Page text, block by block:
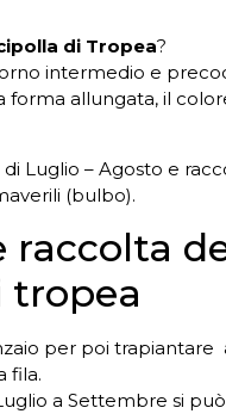
di Tropea?
intermedio e
forma allungata, il
Luglio – Agosto e
(bulbo).
raccolta
tropea
per poi trapiantare
fila.
a Settembre si